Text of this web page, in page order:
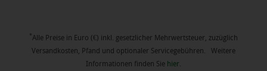
* Alle Preise in Euro (€) inkl. gesetzlicher Mehrwertsteuer, zuzüglich
Versandkosten, Pfand und optionaler Servicegebühren. Weitere
Informationen finden Sie hier